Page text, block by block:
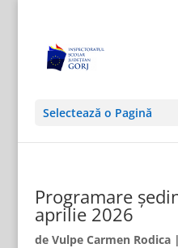
Selectează o Pagină
Programare
aprilie 2026
de Vulpe Carmen Rodica|